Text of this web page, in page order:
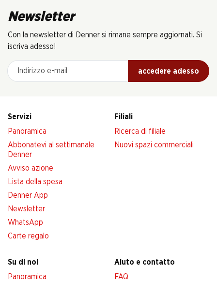
Newsletter
Con la newsletter di Denner si rimane sempre aggiornati. Si
iscriva adesso!
Indirizzo e-mail
accedere adesso
Servizi
Panoramica
Abbonatevi al settimanale
Denner
Avviso azione
Lista della spesa
Denner App
Newsletter
WhatsApp
Carte regalo
Filiali
Ricerca di filiale
Nuovi spazi commerciali
Su di noi
Panoramica
Aiuto e contatto
FAQ